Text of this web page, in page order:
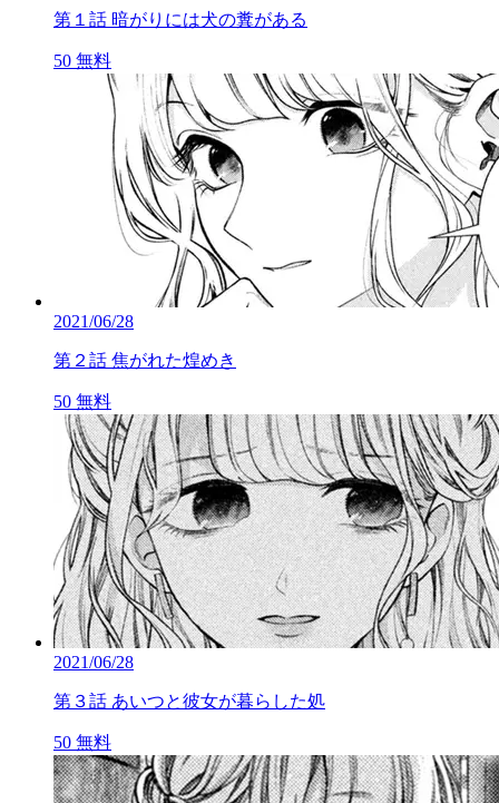
第１話 暗がりには犬の糞がある
50 無料
2021/06/28
第２話 焦がれた煌めき
50 無料
2021/06/28
第３話 あいつと彼女が暮らした処
50 無料